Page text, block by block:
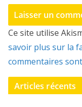
Ce site utilise
savoir plus sur la
commentaires
Articles récents